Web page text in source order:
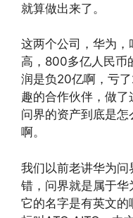
就算做出来了。
这两个公司，华为
高，800多亿人民币
润是负20亿啊，亏
趣的合作伙伴，做
问界的资产到底是
啊。
我们以前老讲华为
错，问界就是属于华
它的名字是有英文